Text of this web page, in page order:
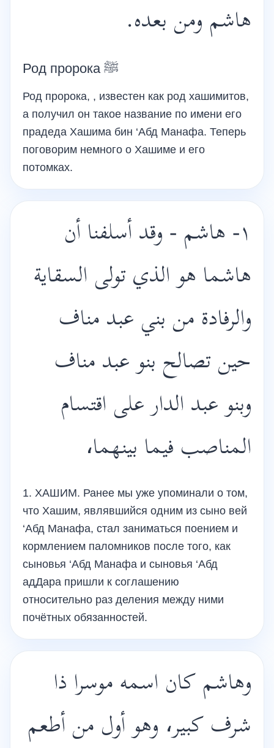
هاشم ومن بعده.
Род пророка ﷺ
Род пророка, , известен как род хашимитов,
а получил он такое название по имени его
прадеда Хашима бин ‘Абд Манафа. Теперь
поговорим немного о Хашиме и его
потомках.
١- هاشم - وقد أسلفنا أن
هاشما هو الذي تولى السقاية
والرفادة من بني عبد مناف
حين تصالح بنو عبد مناف
وبنو عبد الدار على اقتسام
المناصب فيما بينهما،
1. ХАШИМ. Ранее мы уже упоминали о том,
что Хашим, являвшийся одним из сыно вей
‘Абд Манафа, стал заниматься поением и
кормлением паломников после того, как
сыновья ‘Абд Манафа и сыновья ‘Абд
адДара пришли к соглашению
относительно раз деления между ними
почётных обязанностей.
وهاشم كان اسمه موسرا ذا
شرف كبير، وهو أول من أطعم